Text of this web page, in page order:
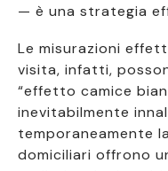
— è una strategia
Le misurazioni
visita, infatti,
“effetto camice
inevitabilmente
temporaneamente
domiciliari offrono